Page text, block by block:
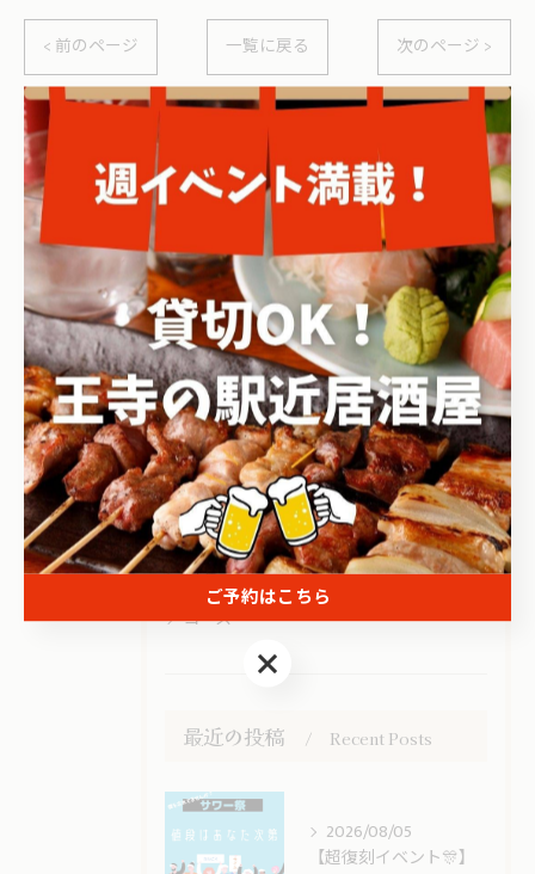
< 前のページ 一覧に戻る 次のページ >
関連タグ
#奈良 #王寺
カテゴリー Categories
全てのカテゴリー
海鮮
安い
宴会
駅近
コース
最近の投稿 Recent Posts
2026/08/05
【超復刻イベント🎊】
ご予約はこちら
ご予約はこちら